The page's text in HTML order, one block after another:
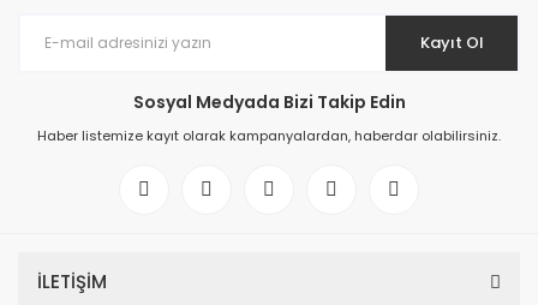
Kayıt Ol
Sosyal Medyada Bizi Takip Edin
Haber listemize kayıt olarak kampanyalardan, haberdar olabilirsiniz.
İLETİŞİM